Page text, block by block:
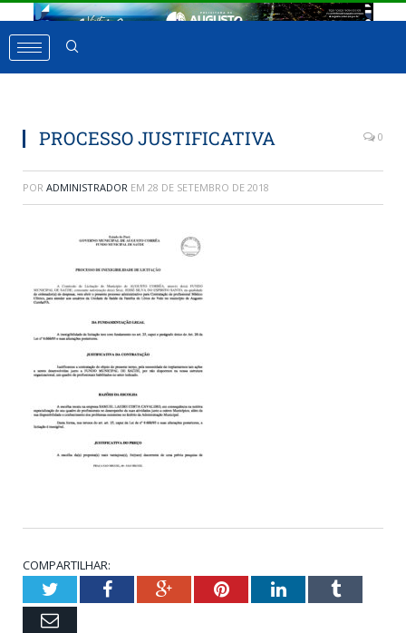
PROCESSO JUSTIFICATIVA 0
POR ADMINISTRADOR EM 28 DE SETEMBRO DE 2018
COMPARTILHAR:
TwitterFacebookGoogle+Pinterest
LinkedIn
Email